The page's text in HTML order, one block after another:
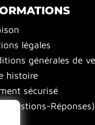
légales
générales de
histoire
sécurisé
(Questions-Réponses)